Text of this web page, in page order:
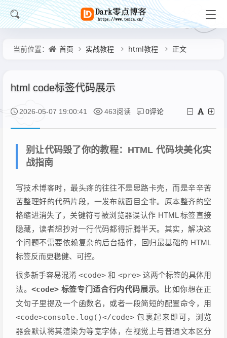
当前位置： 首页 实战教程 html教程 正文
html code标签代码展示
2026-05-07 19:00:41 463阅读 0评论
别让代码毁了你的教程：HTML 代码块美化实
战指南
写技术博客时，最头疼的往往不是思路卡壳，而是辛辛苦
苦整理好的代码片段，一发布就面目全非。原本整齐的空
格缩进消失了，关键符号被浏览器误认作 HTML 标签直接
隐藏，读者想抄对一行代码都得折腾半天。其实，解决这
个问题不需要依赖复杂的后台插件，回归最基础的 HTML
标签反而更稳健、可控。
很多新手容易混淆<code> 和 <pre>这两个标签的具体用
法。<code> 标签专门适合行内代码展示。比如你想在正
文句子里提及一个函数名，或者一段简短的配置命令，用
<code>console.log()</code> 包裹起来即可，浏览
器会默认将其渲染为等宽字体，在视觉上与普通文本区分